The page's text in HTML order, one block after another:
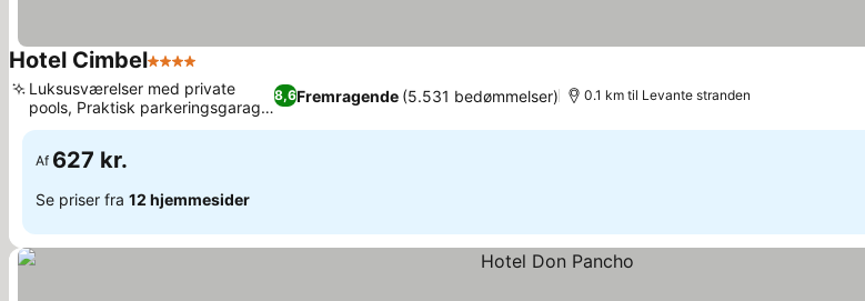
Hotel Cimbel4 Stjerner
8,6Fremragende (5.531 bedømmelser)
Luksusværelser med private
pools, Praktisk parkeringsgarage
på stedet
0.1 km til Levante stranden
Af 627 kr.
Se priser fra 12 hjemmesider